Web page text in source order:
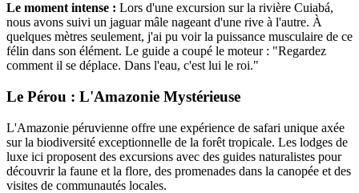
Le moment intense : Lors d'une excursion sur la rivière Cuiabá,
nous avons suivi un jaguar mâle nageant d'une rive à l'autre. À
quelques mètres seulement, j'ai pu voir la puissance musculaire de ce
félin dans son élément. Le guide a coupé le moteur : "Regardez
comment il se déplace. Dans l'eau, c'est lui le roi."
Le Pérou : L'Amazonie Mystérieuse
L'Amazonie péruvienne offre une expérience de safari unique axée
sur la biodiversité exceptionnelle de la forêt tropicale. Les lodges de
luxe ici proposent des excursions avec des guides naturalistes pour
découvrir la faune et la flore, des promenades dans la canopée et des
visites de communautés locales.